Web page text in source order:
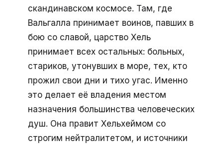
скандинавском космосе. Там, где
Вальгалла принимает воинов, павших в
бою со славой, царство Хель
принимает всех остальных: больных,
стариков, утонувших в море, тех, кто
прожил свои дни и тихо угас. Именно
это делает её владения местом
назначения большинства человеческих
душ. Она правит Хельхеймом со
строгим нейтралитетом, и источники